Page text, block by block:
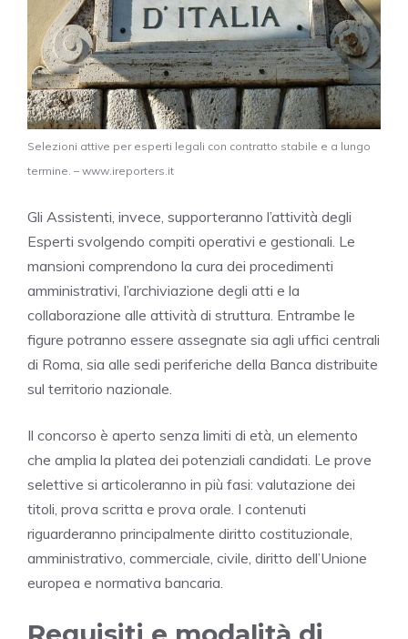
Selezioni attive per esperti legali con contratto stabile e a lungo
termine. – www.ireporters.it
Gli Assistenti, invece, supporteranno l’attività degli
Esperti svolgendo compiti operativi e gestionali. Le
mansioni comprendono la cura dei procedimenti
amministrativi, l’archiviazione degli atti e la
collaborazione alle attività di struttura. Entrambe le
figure potranno essere assegnate sia agli uffici centrali
di Roma, sia alle sedi periferiche della Banca distribuite
sul territorio nazionale.
Il concorso è aperto senza limiti di età, un elemento
che amplia la platea dei potenziali candidati. Le prove
selettive si articoleranno in più fasi: valutazione dei
titoli, prova scritta e prova orale. I contenuti
riguarderanno principalmente diritto costituzionale,
amministrativo, commerciale, civile, diritto dell’Unione
europea e normativa bancaria.